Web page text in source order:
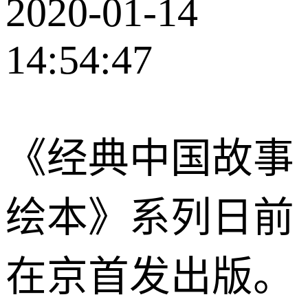
2020-01-14
14:54:47
《经典中国故事
绘本》系列日前
在京首发出版。